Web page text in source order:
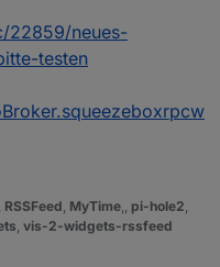
22859/neues-
testen
RSSFeed MyTime pi-hole2
vis-2-widgets-rssfeed